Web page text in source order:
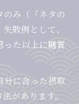
み（「ネタの
敗例として、
った以上に糖質
に合った摂取
があります。